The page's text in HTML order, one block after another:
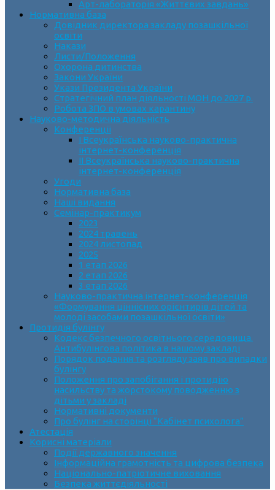
Арт-лабораторія «Життєвих завдань»
Нормативна база
Довідник директора закладу позашкільної
освіти
Накази
Листи/Положення
Охорона дитинства
Закони України
Укази Президента України
Стратегічний план діяльності МОН до 2027 р.
Робота ЗПО в умовах карантину
Науково-методична діяльність
Конференції
І Всеукраїнська науково-практична
інтернет-конференція
ІІ Всеукраїнська науково-практична
інтернет-конференція
Угоди
Нормативна база
Наші видання
Семінар-практикум
2023
2024 травень
2024 листопад
2025
1 етап 2026
2 етап 2026
3 етап 2026
Науково-практична інтернет-конференція
«Формування ціннісних орієнтирів дітей та
молоді засобами позашкільної освіти»
Протидія булінгу
Кодекс безпечного освітнього середовища.
Антибулінгова політика в нашому закладі
Порядок подання та розгляду заяв про випадки
булінгу
Положення про запобігання і протидію
насильству та жорстокому поводженню з
дітьми у закладі
Нормативні документи
Про булінг на сторінці “Кабінет психолога”
Атестація
Корисні матеріали
Події державного значення
Інформаційна грамотність та цифрова безпека
Національно-патріотичне виховання
Безпека життєдіяльності